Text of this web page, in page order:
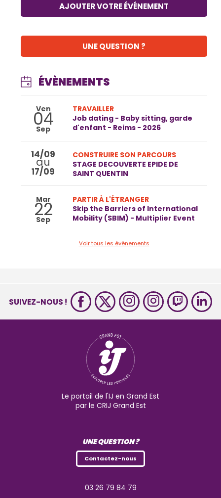
AJOUTER VOTRE ÉVÉNEMENT
UNE QUESTION ?
ÉVÈNEMENTS
Ven
04
Sep
TRAVAILLER
Job dating - Baby sitting, garde
d'enfant - Reims - 2026
14/09
au
17/09
CONSTRUIRE SON PARCOURS
STAGE DECOUVERTE EPIDE DE
SAINT QUENTIN
Mar
22
Sep
PARTIR À L'ÉTRANGER
Skip the Barriers of International
Mobility (SBIM) - Multiplier Event
Voir tous les évènements
SUIVEZ-NOUS !
Le portail de l'IJ en Grand Est
par le CRIJ Grand Est
UNE QUESTION ?
Contactez-nous
03 26 79 84 79